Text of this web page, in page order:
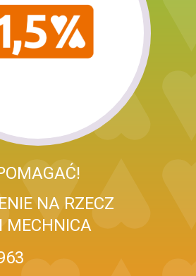
NA RZECZ
MECHNICA